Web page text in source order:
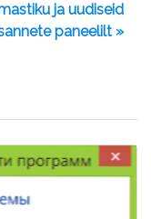
ja uudiseid
paneelilt »